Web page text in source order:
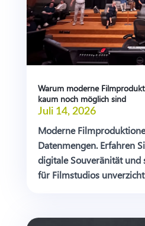
Warum moderne
kaum noch möglich sind
Juli 14, 2026
Moderne
Datenmengen. Erfahren
digitale Souveränität und
für Filmstudios